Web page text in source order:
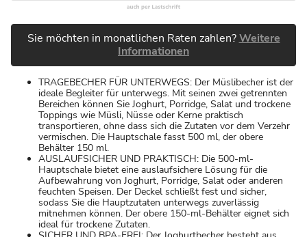
Sie möchten in monatlichen Raten zahlen?Weitere
Informationen
TRAGEBECHER FÜR UNTERWEGS: Der Müslibecher ist der
ideale Begleiter für unterwegs. Mit seinen zwei getrennten
Bereichen können Sie Joghurt, Porridge, Salat und trockene
Toppings wie Müsli, Nüsse oder Kerne praktisch
transportieren, ohne dass sich die Zutaten vor dem Verzehr
vermischen. Die Hauptschale fasst 500 ml, der obere
Behälter 150 ml.
AUSLAUFSICHER UND PRAKTISCH: Die 500-ml-
Hauptschale bietet eine auslaufsichere Lösung für die
Aufbewahrung von Joghurt, Porridge, Salat oder anderen
feuchten Speisen. Der Deckel schließt fest und sicher,
sodass Sie die Hauptzutaten unterwegs zuverlässig
mitnehmen können. Der obere 150-ml-Behälter eignet sich
ideal für trockene Zutaten.